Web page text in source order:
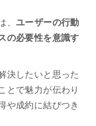
、ユーザーの行動
の必要性を意識す
決したいと思った
とで魅力が伝わり
や成約に結びつき